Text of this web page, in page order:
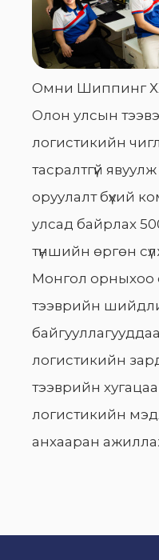
Омни Шиппинг
Олон улсын
логистикийн
тасралтгүй
оруулалт бүхий
улсад байрлах
түншийн өргөн
Монгол орныхоо
тээврийн
логистикийн
тээврийн
логистикийн
анхааран